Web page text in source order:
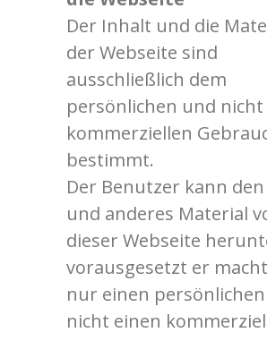
Der Inhalt und die
der Webseite sind
ausschließlich dem
persönlichen und nicht
kommerziellen
bestimmt.
Der Benutzer kann
und anderes Material
dieser Webseite
vorausgesetzt er
nur einen
nicht einen